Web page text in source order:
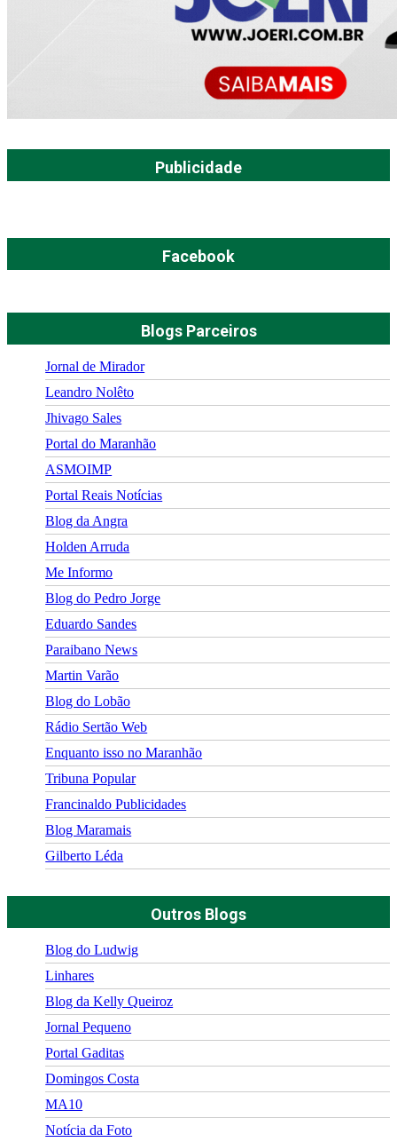
Publicidade
Facebook
Blogs Parceiros
Jornal de Mirador
Leandro Nolêto
Jhivago Sales
Portal do Maranhão
ASMOIMP
Portal Reais Notí­cias
Blog da Angra
Holden Arruda
Me Informo
Blog do Pedro Jorge
Eduardo Sandes
Paraibano News
Martin Varão
Blog do Lobão
Rádio Sertão Web
Enquanto isso no Maranhão
Tribuna Popular
Francinaldo Publicidades
Blog Maramais
Gilberto Léda
Outros Blogs
Blog do Ludwig
Linhares
Blog da Kelly Queiroz
Jornal Pequeno
Portal Gaditas
Domingos Costa
MA10
Notícia da Foto